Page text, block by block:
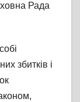
Рада
збитків і